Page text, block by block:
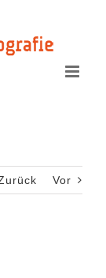
Vor